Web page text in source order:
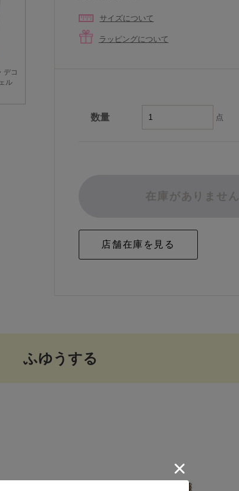
サイズについて
ラッピングについて
数量 点
在庫がありません
ふゆうする